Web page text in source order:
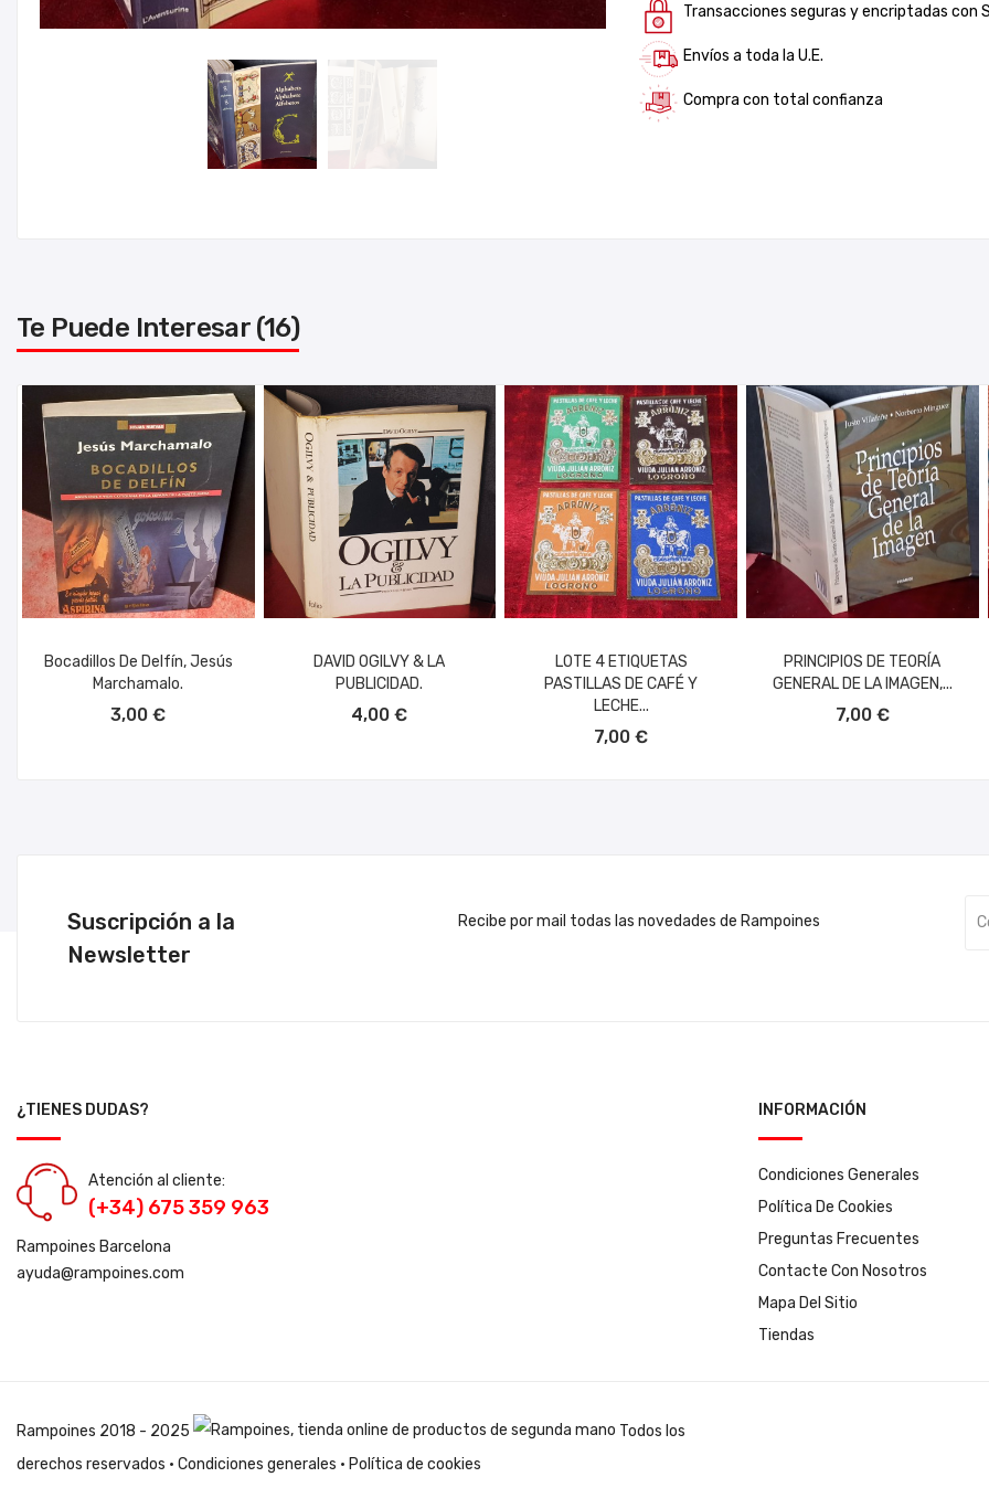
Transacciones seguras y encriptadas con
Envíos a toda la U.E.
Compra con total confianza
Te Puede Interesar (16)
Bocadillos De Delfín, Jesús
Marchamalo.
3,00 €
DAVID OGILVY & LA
PUBLICIDAD.
4,00 €
LOTE 4 ETIQUETAS
PASTILLAS DE CAFÉ Y
LECHE...
7,00 €
PRINCIPIOS DE TEORÍA
GENERAL DE LA IMAGEN,...
7,00 €
Suscripción a la
Newsletter
Recibe por mail todas las novedades de Rampoines
¿TIENES DUDAS?
Atención al cliente:
(+34) 675 359 963
Rampoines Barcelona
ayuda@rampoines.com
INFORMACIÓN
Condiciones Generales
Política De Cookies
Preguntas Frecuentes
Contacte Con Nosotros
Mapa Del Sitio
Tiendas
Rampoines 2018 - 2025
Todos los
derechos reservados · Condiciones generales · Política de cookies